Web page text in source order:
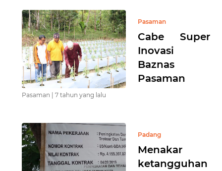
Pasaman
Cabe Super
Inovasi
Baznas
Pasaman
Pasaman | 7 tahun yang lalu
Padang
Menakar
ketangguhan